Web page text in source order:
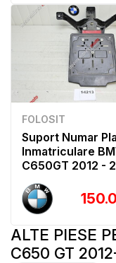
FOLOSIT
Suport Numar
Inmatriculare
C650GT 2012 -
ALTE PIESE
C650 GT